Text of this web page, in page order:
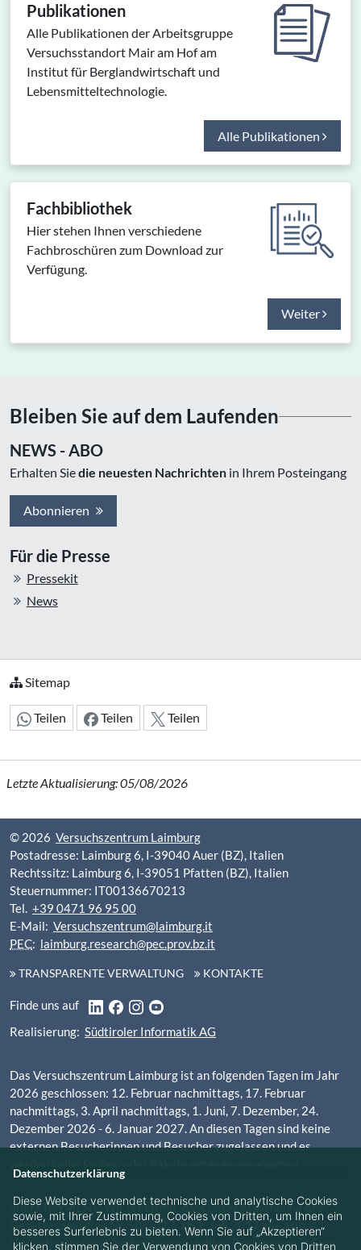
Publikationen
Alle Publikationen der Arbeitsgruppe
Versuchsstandort Mair am Hof am
Institut für Berglandwirtschaft und
Lebensmitteltechnologie.
Alle Publikationen
Fachbibliothek
Hier stehen Ihnen verschiedene
Fachbroschüren zum Download zur
Verfügung.
Weiter
Bleiben Sie auf dem Laufenden
NEWS - ABO
Erhalten Siedie neuesten Nachrichten in Ihrem Posteingang
Abonnieren
Für die Presse
Pressekit
News
Sitemap
Inhalt teilen:
Teilen Teilen Teilen
Letzte Aktualisierung: 05/08/2026
© 2026 Versuchszentrum Laimburg
Postadresse: Laimburg 6, I-39040 Auer (BZ), Italien
Rechtssitz: Laimburg 6, I-39051 Pfatten (BZ), Italien
Steuernummer: IT00136670213
Tel. +39 0471 96 95 00
E-Mail: Versuchszentrum@laimburg.it
PEC: laimburg.research@pec.prov.bz.it
TRANSPARENTE VERWALTUNG KONTAKTE
Finde uns auf LinkedInFacebookInstagram
YouTube
Realisierung: Südtiroler Informatik AG
Das Versuchszentrum Laimburg ist an folgenden Tagen im Jahr
2026 geschlossen: 12. Februar nachmittags, 17. Februar
nachmittags, 3. April nachmittags, 1. Juni, 7. Dezember, 24.
Dezember 2026 - 6. Januar 2027. An diesen Tagen sind keine
externen Besucherinnen und Besucher zugelassen und es
SPLIT PAYMENT: Wir teilen mit, dass unter Anwendung des
Gesetzesdekretes Nr. 50/2017,ab 1. Juli 2017alle an das
Versuchszentrum Laimburg ausgestellten Rechnungen in Form
Datenschutzerklärung
Diese Website verwendet technische und analytische Cookies
sowie, mit Ihrer Zustimmung, Cookies von Dritten, um Ihnen ein
besseres Surferlebnis zu bieten. Wenn Sie auf „Akzeptieren“
klicken, stimmen Sie der Verwendung von Cookies von Dritten